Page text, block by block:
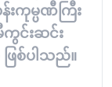
းကုမ္ပဏီကြီး
င်းဆင်း
ြစ်ပါသည်။